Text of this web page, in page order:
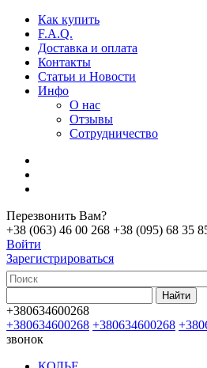
Как купить
F.A.Q.
Доставка и оплата
Контакты
Статьи и Новости
Инфо
О нас
Отзывы
Сотрудничество
Перезвонить Вам?
+38 (063) 46 00 268 +38 (095) 68 35
Войти
Зарегистрироваться
+380634600268
+380634600268 +380634600268
звонок